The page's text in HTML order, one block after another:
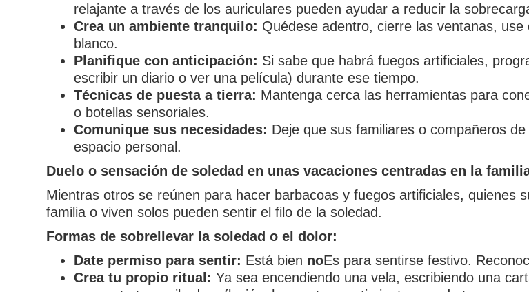
relajante a través de los auriculares pueden ayudar a reducir la
Crea un ambiente tranquilo: Quédese adentro, cierre las ventanas,
blanco.
Planifique con anticipación: Si sabe que habrá fuegos artificiales,
escribir un diario o ver una película) durante ese tiempo.
Técnicas de puesta a tierra: Mantenga cerca las herramientas para
o botellas sensoriales.
Comunique sus necesidades: Deje que sus familiares o compañeros
espacio personal.
Duelo o sensación de soledad en unas vacaciones centradas en la
Mientras otros se reúnen para hacer barbacoas y fuegos artificiales, quienes
familia o viven solos pueden sentir el filo de la soledad.
Formas de sobrellevar la soledad o el dolor:
Date permiso para sentir: Está bien noEs para sentirse festivo.
Crea tu propio ritual: Ya sea encendiendo una vela, escribiendo una